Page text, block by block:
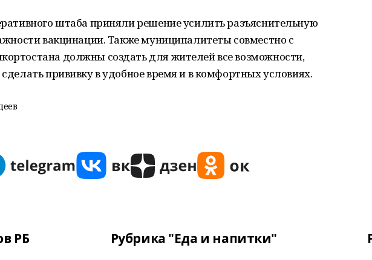
штаба приняли решение усилить разъяснительную
вакцинации. Также муниципалитеты совместно с
должны создать для жителей все возможности,
прививку в удобное время и в комфортных условиях.
РБ Рубрика "Еда и напитки"